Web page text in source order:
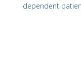
dependent